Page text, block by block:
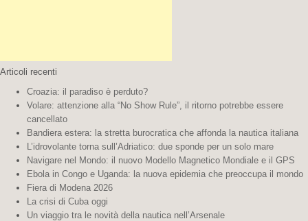
Articoli recenti
Croazia: il paradiso è perduto?
Volare: attenzione alla “No Show Rule”, il ritorno potrebbe essere
cancellato
Bandiera estera: la stretta burocratica che affonda la nautica italiana
L’idrovolante torna sull’Adriatico: due sponde per un solo mare
Navigare nel Mondo: il nuovo Modello Magnetico Mondiale e il GPS
Ebola in Congo e Uganda: la nuova epidemia che preoccupa il mondo
Fiera di Modena 2026
La crisi di Cuba oggi
Un viaggio tra le novità della nautica nell’Arsenale